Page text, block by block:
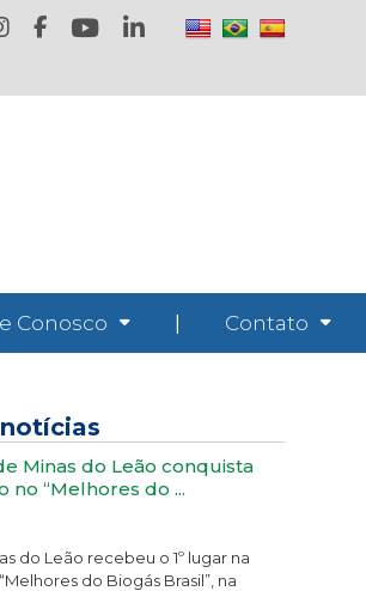
Conosco Contato
Minas do Leão conquista
no “Melhores do ...
do Leão recebeu o 1º lugar na
do Biogás Brasil”, na